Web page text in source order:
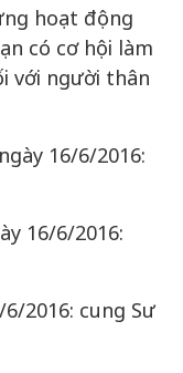
hoạt động
có cơ hội làm
với người thân
16/6/2016:
16/6/2016:
2016: cung Sư